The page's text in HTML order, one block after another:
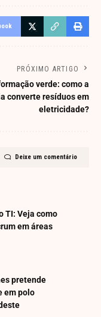
PRÓXIMO ARTIGO
verde: como a
converte resíduos em
eletricidade?
Deixe um comentário
TI: Veja como
em áreas
pretende
em polo